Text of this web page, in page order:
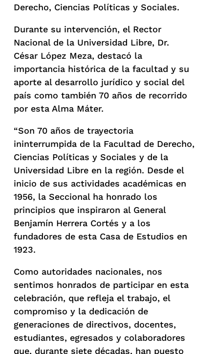
Derecho, Ciencias Políticas y Sociales.
Durante su intervención, el Rector
Nacional de la Universidad Libre, Dr.
César López Meza, destacó la
importancia histórica de la facultad y su
aporte al desarrollo jurídico y social del
país como también 70 años de recorrido
por esta Alma Máter.
“Son 70 años de trayectoria
ininterrumpida de la Facultad de Derecho,
Ciencias Políticas y Sociales y de la
Universidad Libre en la región. Desde el
inicio de sus actividades académicas en
1956, la Seccional ha honrado los
principios que inspiraron al General
Benjamín Herrera Cortés y a los
fundadores de esta Casa de Estudios en
1923.
Como autoridades nacionales, nos
sentimos honrados de participar en esta
celebración, que refleja el trabajo, el
compromiso y la dedicación de
generaciones de directivos, docentes,
estudiantes, egresados y colaboradores
que, durante siete décadas, han puesto